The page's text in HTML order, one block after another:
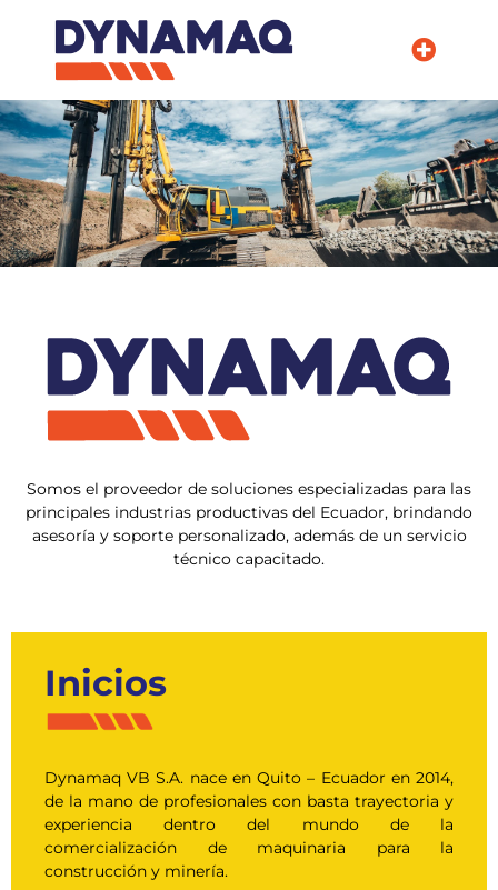
Somos el proveedor de soluciones especializadas para las
principales industrias productivas del Ecuador, brindando
asesoría y soporte personalizado, además de un servicio
técnico capacitado.
Inicios
Dynamaq VB S.A. nace en Quito – Ecuador en 2014,
de la mano de profesionales con basta trayectoria y
experiencia dentro del mundo de la
comercialización de maquinaria para la
construcción y minería.